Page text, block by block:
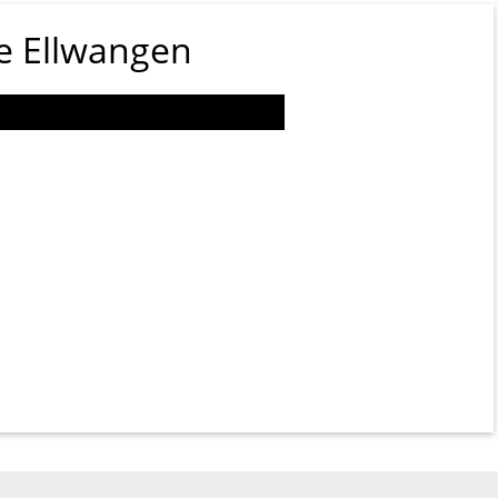
Ellwangen